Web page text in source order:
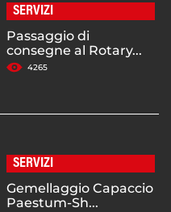
SERVIZI
Passaggio di
consegne al Rotary...
4265
SERVIZI
Gemellaggio Capaccio
Paestum-Sh...